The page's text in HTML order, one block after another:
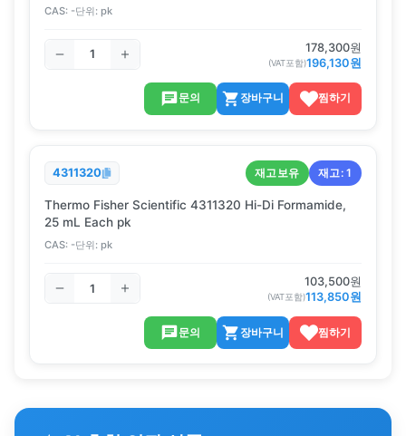
CAS: -단위: pk
178,300원
(VAT포함)196,130원
문의 장바구니 찜하기
4311320 재고보유 재고:1
Thermo Fisher Scientific 4311320 Hi-Di Formamide,
25 mL Each pk
CAS: -단위: pk
103,500원
(VAT포함)113,850원
문의 장바구니 찜하기